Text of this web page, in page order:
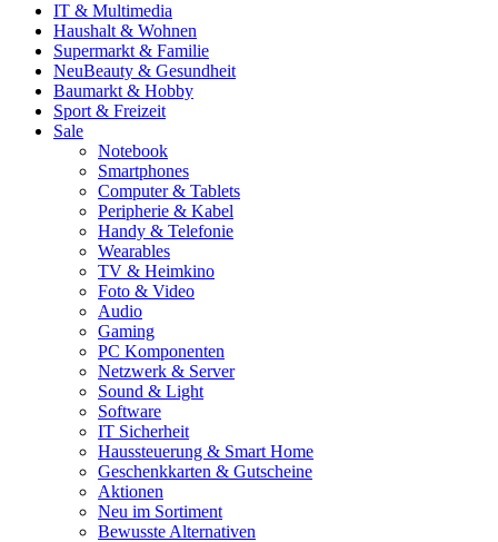
IT & Multimedia
Haushalt & Wohnen
Supermarkt & Familie
NeuBeauty & Gesundheit
Baumarkt & Hobby
Sport & Freizeit
Sale
Notebook
Smartphones
Computer & Tablets
Peripherie & Kabel
Handy & Telefonie
Wearables
TV & Heimkino
Foto & Video
Audio
Gaming
PC Komponenten
Netzwerk & Server
Sound & Light
Software
IT Sicherheit
Haussteuerung & Smart Home
Geschenkkarten & Gutscheine
Aktionen
Neu im Sortiment
Bewusste Alternativen